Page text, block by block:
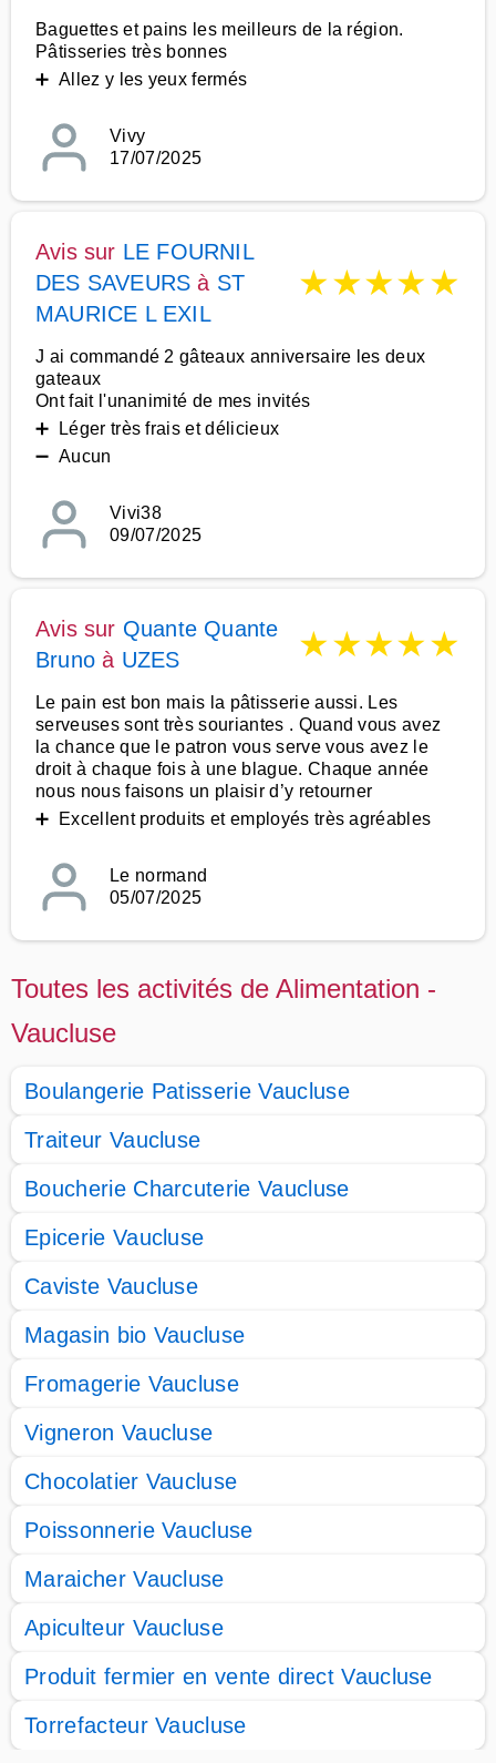
Baguettes et pains les meilleurs de la région.
Pâtisseries très bonnes
➕ Allez y les yeux fermés
Vivy
17/07/2025
Avis sur LE FOURNIL
DES SAVEURS à ST
MAURICE L EXIL
★★★★★
J ai commandé 2 gâteaux anniversaire les deux
gateaux
Ont fait l'unanimité de mes invités
➕ Léger très frais et délicieux
➖ Aucun
Vivi38
09/07/2025
Avis sur Quante Quante
Bruno à UZES ★★★★★
Le pain est bon mais la pâtisserie aussi. Les
serveuses sont très souriantes . Quand vous avez
la chance que le patron vous serve vous avez le
droit à chaque fois à une blague. Chaque année
nous nous faisons un plaisir d’y retourner
➕ Excellent produits et employés très agréables
Le normand
05/07/2025
Toutes les activités de Alimentation -
Vaucluse
Boulangerie Patisserie Vaucluse
Traiteur Vaucluse
Boucherie Charcuterie Vaucluse
Epicerie Vaucluse
Caviste Vaucluse
Magasin bio Vaucluse
Fromagerie Vaucluse
Vigneron Vaucluse
Chocolatier Vaucluse
Poissonnerie Vaucluse
Maraicher Vaucluse
Apiculteur Vaucluse
Produit fermier en vente direct Vaucluse
Torrefacteur Vaucluse